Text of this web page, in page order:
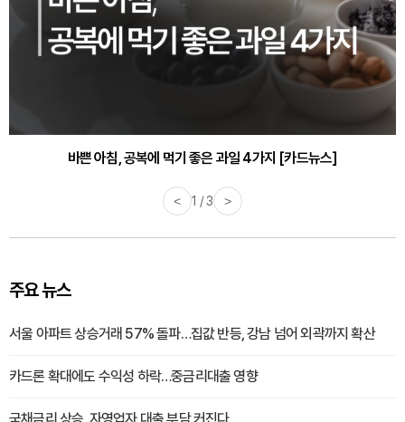
바쁜 아침, 공복에 먹기 좋은 과일 4가지 [카드뉴스]
30대부터 유병률 2배...여자에게 꼭 필요한 검사는? [카드뉴스]
< 1 / 3 >
주요 뉴스
서울 아파트 상승거래 57% 돌파…집값 반등, 강남 넘어 외곽까지 확산
카드론 확대에도 수익성 하락…중금리대출 영향